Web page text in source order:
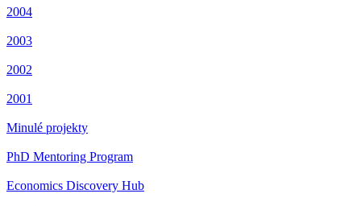
2004
2003
2002
2001
Minulé projekty
PhD Mentoring Program
Economics Discovery Hub